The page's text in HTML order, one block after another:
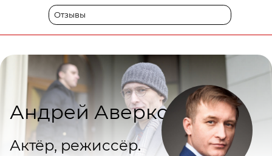
Отзывы
Андрей Аверков
Актёр, режиссёр.